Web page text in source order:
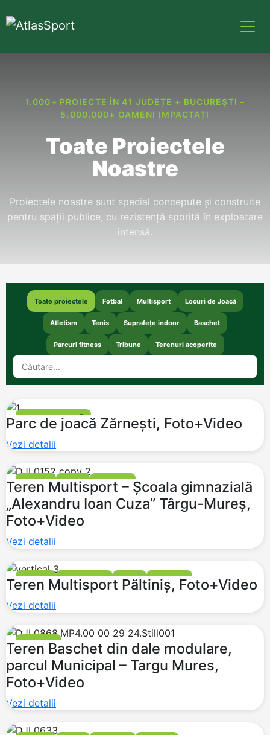
1.000+ PROIECTE ÎN 41 JUDEȚE + BUCUREȘTI –
5.000.000+ OAMENI IMPACTAȚI
Toate Proiectele
Noastre
Proiectele noastre sunt special concepute și construite
pentru spații publice, cu rezistență sporită în exploatare
intensă.
Toate proiectele Fotbal Multisport Locuri de Joacă
Atletism Tenis Suprafețe indoor Baschet
Parcuri fitness Tribune Terenuri acoperite
LOCURI DE JOACĂ
Parc de joacă Zărnești, Foto+Video
Vezi detalii
FOTBAL TENIS BASCHET
Teren Multisport – Școala gimnazială
„Alexandru Ioan Cuza” Târgu-Mureș,
Foto+Video
Vezi detalii
FOTBAL MULTISPORT TENIS BASCHET
Teren Multisport Păltiniș, Foto+Video
Vezi detalii
BASCHET
Teren Baschet din dale modulare,
parcul Municipal – Targu Mures,
Foto+Video
Vezi detalii